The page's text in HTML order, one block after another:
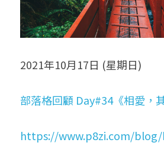
2021年10月17日 (星期日)
部落格回顧 Day#34《相愛，
https://www.p8zi.com/